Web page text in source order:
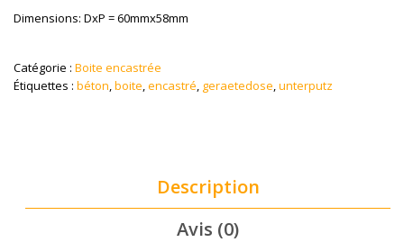
Dimensions: DxP = 60mmx58mm
Catégorie : Boite encastrée
Étiquettes : béton,boite,encastré, geraetedose,unterputz
Description
Avis (0)